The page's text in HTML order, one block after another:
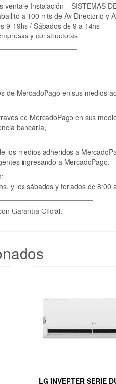
e Instalación – SISTEMAS
a 100 mts de Av Directorio y
9-19hs / Sábados de 9 a 14hs
y constructoras
de MercadoPago en sus medios
de MercadoPago en sus
bancaría,
los medios adheridos a
ingresando a MercadoPago.
y los sábados y feriados de
Garantía Oficial.
LG INVERTER SERIE